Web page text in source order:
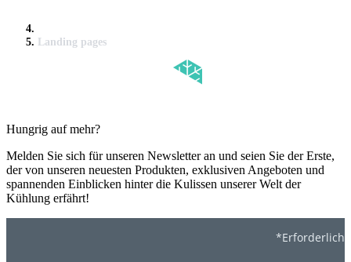
Landing pages
Hungrig auf mehr?
Melden Sie sich für unseren Newsletter an und seien Sie der Erste,
der von unseren neuesten Produkten, exklusiven Angeboten und
spannenden Einblicken hinter die Kulissen unserer Welt der
Kühlung erfährt!
*Erforderlich